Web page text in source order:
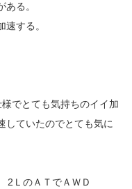
る。
する。
でとても気持ちのイイ加
していたのでとても気に
2ＬのＡＴでＡＷＤ